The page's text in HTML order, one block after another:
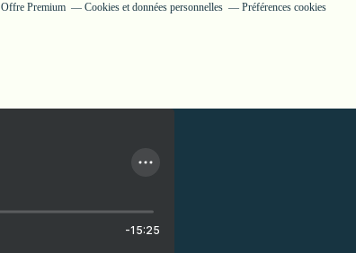
Offre Premium Cookies et données personnelles Préférences cookies
-15:25